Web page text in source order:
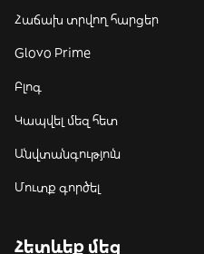
Հաճախ տրվող հարցեր
Glovo Prime
Բլոգ
Կապվել մեզ հետ
Անվտանգություն
Մուտք գործել
Հետևեք մեզ